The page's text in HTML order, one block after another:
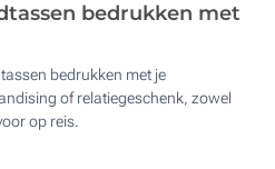
bedrukken met
bedrukken met je
of relatiegeschenk, zowel
op reis.